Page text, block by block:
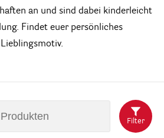
an und sind dabei kinderleicht
Findet euer persönliches
Lieblingsmotiv.
Filter